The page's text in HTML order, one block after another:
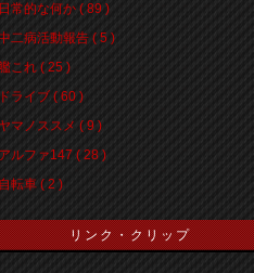
日常的な何か ( 89 )
二病活動報告 ( 5 )
これ ( 25 )
ドライブ ( 60 )
ヤマノススメ ( 9 )
アルファ147 ( 28 )
自転車 ( 2 )
リンク・クリップ